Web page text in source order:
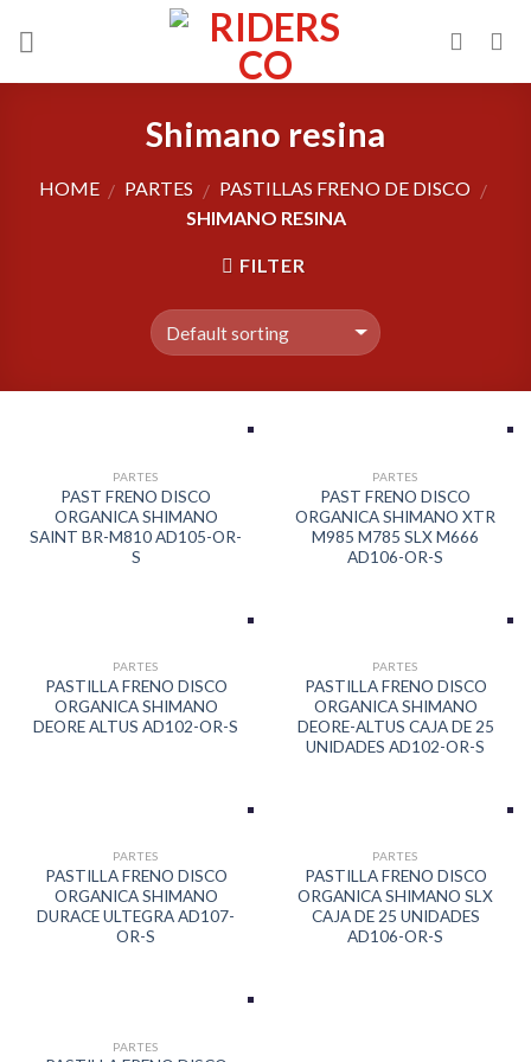
Shimano resina
HOME / PARTES / PASTILLAS FRENO DE DISCO /
SHIMANO RESINA
FILTER
PARTES
PAST FRENO DISCO
ORGANICA SHIMANO
SAINT BR-M810 AD105-OR-
S
PARTES
PAST FRENO DISCO
ORGANICA SHIMANO XTR
M985 M785 SLX M666
AD106-OR-S
PARTES
PASTILLA FRENO DISCO
ORGANICA SHIMANO
DEORE ALTUS AD102-OR-S
PARTES
PASTILLA FRENO DISCO
ORGANICA SHIMANO
DEORE-ALTUS CAJA DE 25
UNIDADES AD102-OR-S
PARTES
PASTILLA FRENO DISCO
ORGANICA SHIMANO
DURACE ULTEGRA AD107-
OR-S
PARTES
PASTILLA FRENO DISCO
ORGANICA SHIMANO SLX
CAJA DE 25 UNIDADES
AD106-OR-S
PARTES